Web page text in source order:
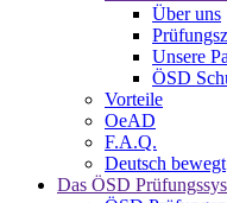
Über uns
Unsere
ÖSD
Vorteile
OeAD
F.A.Q.
Deutsch bewegt
Das ÖSD